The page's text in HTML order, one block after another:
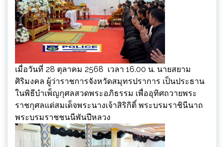
เมื่อวันที่ 28 ตุลาคม 2568 เวลา 16.00 น. นายสยาม
ศิริมงคล ผู้ว่าราชการจังหวัดสมุทรปราการ เป็นประธาน
ในพิธีบำเพ็ญกุศลสวดพระอภิธรรม เพื่ออุทิศถวายพระ
ราชกุศลแด่สมเด็จพระนางเจ้าสิริกิติ์ พระบรมราชินีนาถ
พระบรมราชชนนีพันปีหลวง